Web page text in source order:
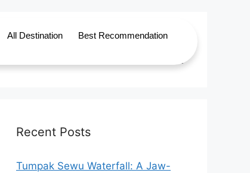
All Destination Best Recommendation
Recent Posts
Tumpak Sewu Waterfall: A Jaw-